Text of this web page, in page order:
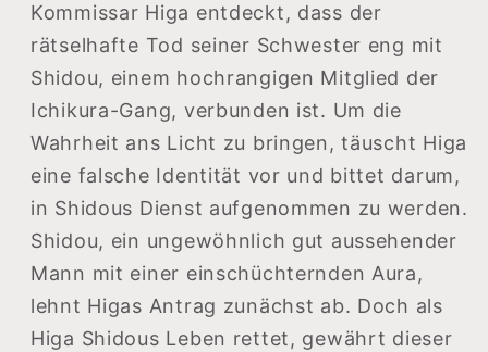
Kommissar Higa entdeckt, dass der
rätselhafte Tod seiner Schwester eng mit
Shidou, einem hochrangigen Mitglied der
Ichikura-Gang, verbunden ist. Um die
Wahrheit ans Licht zu bringen, täuscht Higa
eine falsche Identität vor und bittet darum,
in Shidous Dienst aufgenommen zu werden.
Shidou, ein ungewöhnlich gut aussehender
Mann mit einer einschüchternden Aura,
lehnt Higas Antrag zunächst ab. Doch als
Higa Shidous Leben rettet, gewährt dieser